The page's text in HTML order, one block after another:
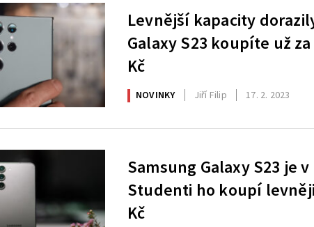
Levnější kapacity
Galaxy S23 koupíte už za
Kč
NOVINKY Jiří Filip 17. 2. 2023
Samsung Galaxy S23 je
Studenti ho koupí
Kč